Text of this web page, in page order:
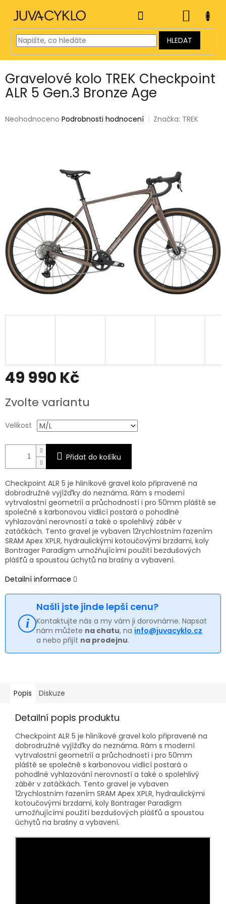
obsah
HLEDAT
KOŠÍK
Gravelové kolo TREK Checkpoint
ALR 5 Gen.3 Bronze Age
Průměrné
Neohodnoceno Podrobnosti hodnocení Značka: TREK
49 990 Kč
cena:
Zvolte variantu
Velikost
Přidat do košíku
Checkpoint ALR 5 je hliníkové gravel kolo připravené na
dobrodružné vyjížďky do neznáma. Rám s moderní
vytrvalostní geometrií a průchodností i pro 50mm pláště se
společně s karbonovou vidlicí postará o pohodlné
vyhlazování nerovností a také o spolehlivý záběr v
zatáčkách. Tento gravel je vybaven 12rychlostním řazením
SRAM Apex XPLR, hydraulickými kotoučovými brzdami, koly
Bontrager Paradigm umožňujícími použití bezdušových
plášťů a spoustou úchytů na brašny a vybavení.
Detailní informace
Našli jste jinde lepší cenu?
Kontaktujte nás a my vám ji dorovnáme. Napsat
nám můžete na chatu, na info@juvacyklo.cz
a nebo přijít na prodejnu.
Popis Diskuze
Detailní popis produktu
Checkpoint ALR 5 je hliníkové gravel kolo připravené na
dobrodružné vyjížďky do neznáma. Rám s moderní
vytrvalostní geometrií a průchodností i pro 50mm
pláště se společně s karbonovou vidlicí postará o
pohodlné vyhlazování nerovností a také o spolehlivý
záběr v zatáčkách. Tento gravel je vybaven
12rychlostním řazením SRAM Apex XPLR, hydraulickými
kotoučovými brzdami, koly Bontrager Paradigm
umožňujícími použití bezdušových plášťů a spoustou
úchytů na brašny a vybavení.